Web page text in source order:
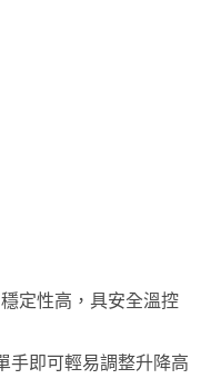
定性高，具安全溫控
手即可輕易調整升降高